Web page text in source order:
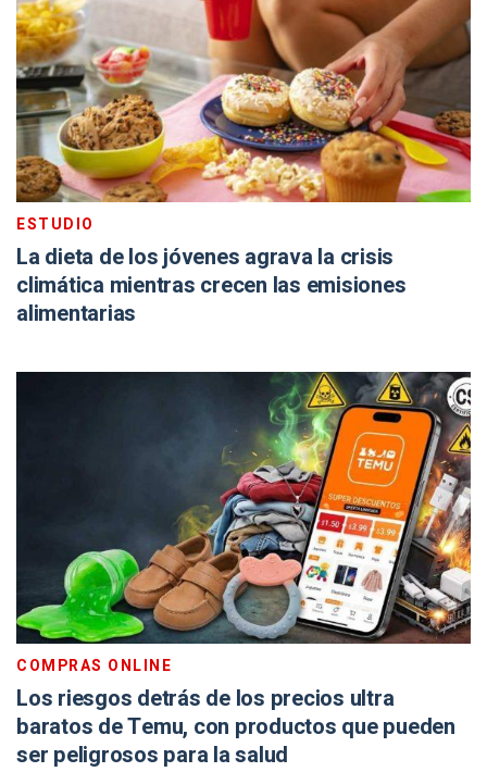
ESTUDIO
La dieta de los jóvenes agrava la crisis
climática mientras crecen las emisiones
alimentarias
COMPRAS ONLINE
Los riesgos detrás de los precios ultra
baratos de Temu, con productos que pueden
ser peligrosos para la salud